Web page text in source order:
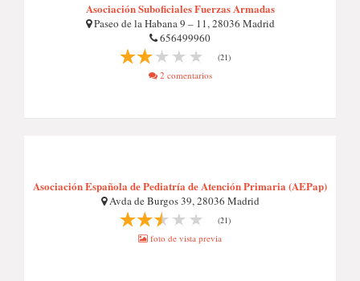
Asociación Suboficiales Fuerzas Armadas
Paseo de la Habana 9 – 11, 28036 Madrid
656499960
(21)
2 comentarios
Asociación Española de Pediatría de Atención Primaria (AEPap)
Avda de Burgos 39, 28036 Madrid
(21)
foto de vista previa